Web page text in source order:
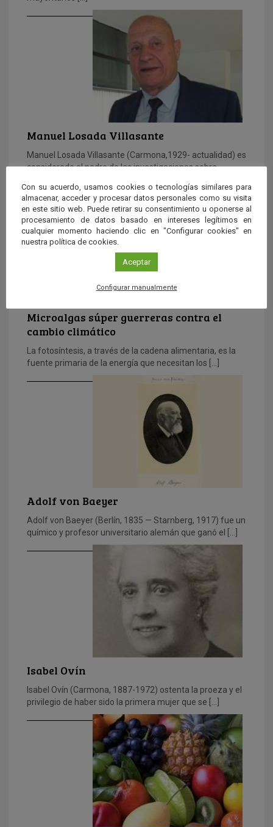
Manuel Losada Villasante
Manuel Losada Villasante (Carmona,1929- actualidad) es
considerado el padre de las investigaciones sobre
Microalgas súper guerreras contra el
cambio climático
La fotosíntesis, a través de la cadena alimentaria, es la
fuente primaria de la energía que necesitan los […]
Adolf von Baeyer
Adolf von Baeyer (Berlín, 1835 — Starnberg, 1917) fue un
químico y profesor universitario alemán que ganó el […]
Isabel Ovín
Isabel Ovín (Carmona, 1887-1972) ostenta la proeza y el
privilegio de haber sido la primera mujer que se […]
Con su acuerdo, usamos cookies o tecnologías similares para
almacenar, acceder y procesar datos personales como su visita
en este sitio web. Puede retirar su consentimiento u oponerse al
procesamiento de datos basado en intereses legítimos en
cualquier momento haciendo clic en "Configurar cookies" en
nuestra política de cookies.
Aceptar
Configurar manualmente